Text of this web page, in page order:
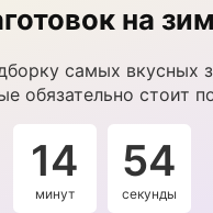
на
самых вкусных
обязательно стоит
14
минут
53
секунды